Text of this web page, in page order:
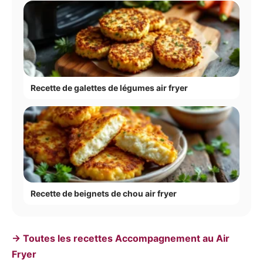
Recette de galettes de légumes air fryer
Recette de beignets de chou air fryer
→ Toutes les recettes Accompagnement au Air
Fryer